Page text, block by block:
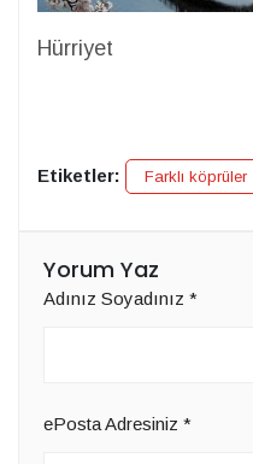
Hürriyet
Etiketler: Farklı köprüler
Yorum Yaz
Adınız Soyadınız *
ePosta Adresiniz *